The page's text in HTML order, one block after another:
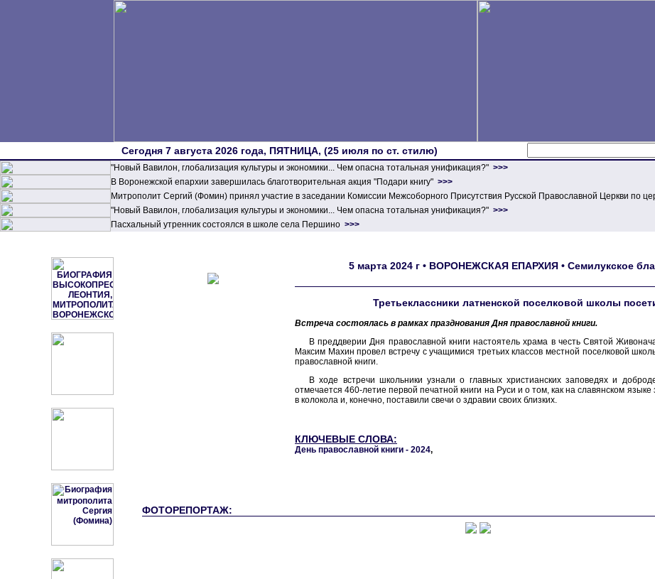
Сегодня 7 августа 2026 года, ПЯТНИЦА, (25 июля по ст. стилю)
"Новый Вавилон, глобализация культуры и экономики... Чем опасна тотальная унификация?" >>>
В Воронежской епархии завершилась благотворительная акция "Подари книгу" >>>
Митрополит Сергий (Фомин) принял участие в заседании Комиссии Межсоборного Присутствия Русской Православной Церкви по
"Новый Вавилон, глобализация культуры и экономики... Чем опасна тотальная унификация?" >>>
Пасхальный утренник состоялся в школе села Першино >>>
5 марта 2024 г • ВОРОНЕЖСКАЯ ЕПАРХИЯ • Семилукское
Третьеклассники латненской поселковой школы
Встреча состоялась в рамках празднования Дня православной книги.
В преддверии Дня православной книги настоятель храма в честь Святой
Максим Махин провел встречу с учащимися третьих классов местной поселковой
православной книги.
В ходе встречи школьники узнали о главных христианских заповедях и
отмечается 460-летие первой печатной книги на Руси и о том, как на славянском языке
в колокола и, конечно, поставили свечи о здравии своих близких.
КЛЮЧЕВЫЕ СЛОВА:
День православной книги - 2024,
ФОТОРЕПОРТАЖ: